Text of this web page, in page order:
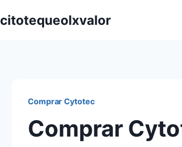
citotequeolxvalor
Comprar Cytotec
Comprar